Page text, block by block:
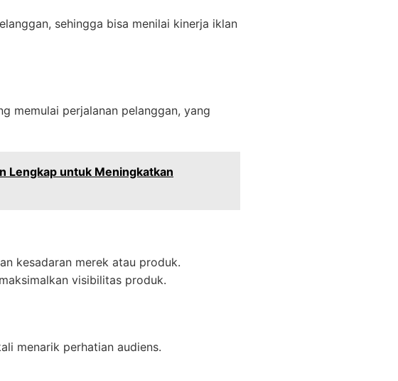
sehingga bisa menilai kinerja iklan
memulai perjalanan pelanggan, yang
Lengkap untuk Meningkatkan
kesadaran merek atau produk.
visibilitas produk.
menarik perhatian audiens.